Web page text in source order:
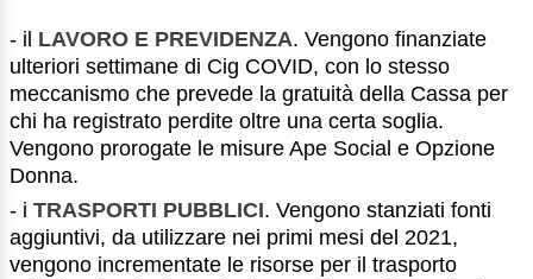
- il LAVORO E PREVIDENZA. Vengono finanziate
ulteriori settimane di Cig COVID, con lo stesso
meccanismo che prevede la gratuità della Cassa per
chi ha registrato perdite oltre una certa soglia.
Vengono prorogate le misure Ape Social e Opzione
Donna.
- i TRASPORTI PUBBLICI. Vengono stanziati fonti
aggiuntivi, da utilizzare nei primi mesi del 2021,
vengono incrementate le risorse per il trasporto